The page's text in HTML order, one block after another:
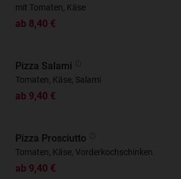
mit Tomaten, Käse
ab 8,40 €
Pizza Salami
Tomaten, Käse, Salami
ab 9,40 €
Pizza Prosciutto
Tomaten, Käse, Vorderkochschinken
ab 9,40 €